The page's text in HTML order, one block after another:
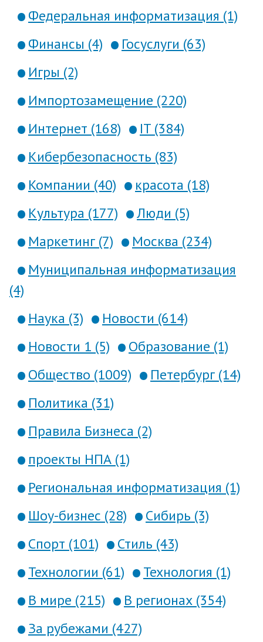
Федеральная информатизация (1)
Финансы (4)
Госуслуги (63)
Игры (2)
Импортозамещение (220)
Интернет (168)
IT (384)
Кибербезопасность (83)
Компании (40)
красота (18)
Культура (177)
Люди (5)
Маркетинг (7)
Москва (234)
Муниципальная информатизация
(4)
Наука (3)
Новости (614)
Новости 1 (5)
Образование (1)
Общество (1009)
Петербург (14)
Политика (31)
Правила Бизнеса (2)
проекты НПА (1)
Региональная информатизация (1)
Шоу-бизнес (28)
Сибирь (3)
Спорт (101)
Стиль (43)
Технологии (61)
Технология (1)
В мире (215)
В регионах (354)
За рубежами (427)